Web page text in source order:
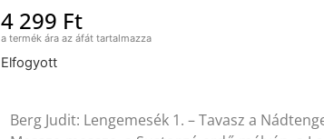
4 299 Ft
Elfogyott
Berg Judit: Lengemesék 1. – Tavasz a